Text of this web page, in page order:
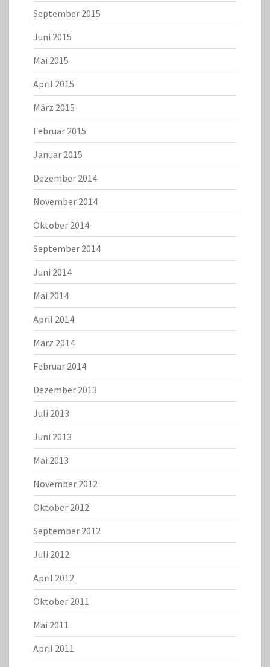
September 2015
Juni 2015
Mai 2015
April 2015
März 2015
Februar 2015
Januar 2015
Dezember 2014
November 2014
Oktober 2014
September 2014
Juni 2014
Mai 2014
April 2014
März 2014
Februar 2014
Dezember 2013
Juli 2013
Juni 2013
Mai 2013
November 2012
Oktober 2012
September 2012
Juli 2012
April 2012
Oktober 2011
Mai 2011
April 2011